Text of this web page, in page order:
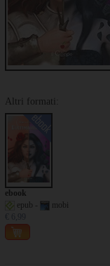
Altri formati:
ebook
epub -
mobi
€ 6,99